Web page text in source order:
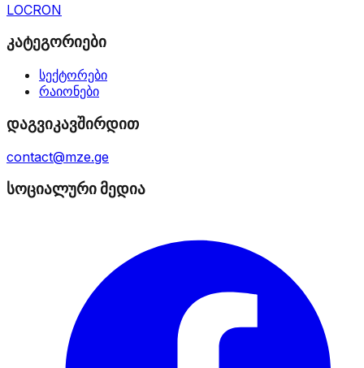
LOCRON
კატეგორიები
სექტორები
რაიონები
დაგვიკავშირდით
contact@mze.ge
სოციალური მედია